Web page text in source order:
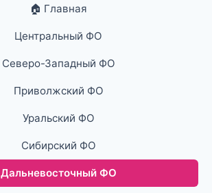
🏠 Главная
Центральный ФО
Северо-Западный ФО
Приволжский ФО
Уральский ФО
Сибирский ФО
Дальневосточный ФО